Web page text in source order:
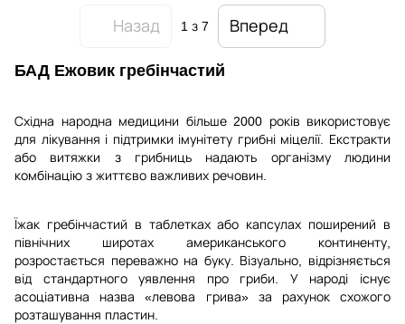
Назад 1 з 7 Вперед
БАД Ежовик гребінчастий
Східна народна медицини більше 2000 років використовує
для лікування і підтримки імунітету грибні міцелії. Екстракти
або витяжки з грибниць надають організму людини
комбінацію з життєво важливих речовин.
Їжак гребінчастий в таблетках або капсулах поширений в
північних широтах американського континенту,
розростається переважно на буку. Візуально, відрізняється
від стандартного уявлення про гриби. У народі існує
асоціативна назва «левова грива» за рахунок схожого
розташування пластин.